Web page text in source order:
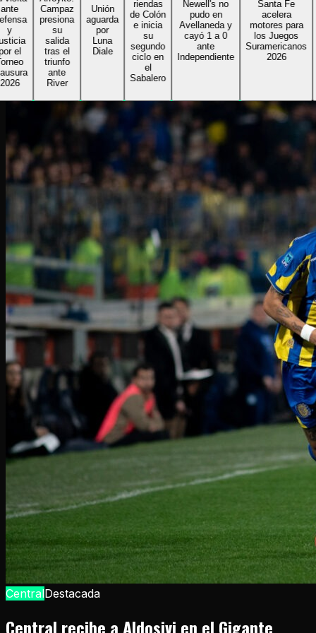
el
Campaz
presiona
salida
tras el
triunfo
ante
River
Unión
aguarda
por
Luna
Diale
riendas
de Colón
e inicia
segundo
ciclo en
Sabalero
Newell's no
pudo en
Avellaneda y
cayó 1 a 0
ante
Independiente
Santa Fe
acelera
motores para
los Juegos
Suramericanos
2026
CentralDestacada
Central recibe a Aldosivi en el Gigante